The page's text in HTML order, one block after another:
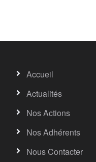
Accueil
Actualités
Nos Actions
Nos Adhérents
Nous Contacter